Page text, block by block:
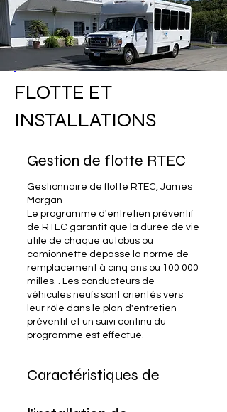
FLOTTE ET
INSTALLATIONS
Gestion de flotte RTEC
Gestionnaire de flotte RTEC, James
Morgan
Le programme d'entretien préventif
de RTEC garantit que la durée de vie
utile de chaque autobus ou
camionnette dépasse la norme de
remplacement à cinq ans ou 100 000
milles. . Les conducteurs de
véhicules neufs sont orientés vers
leur rôle dans le plan d'entretien
préventif et un suivi continu du
programme est effectué.
Caractéristiques de